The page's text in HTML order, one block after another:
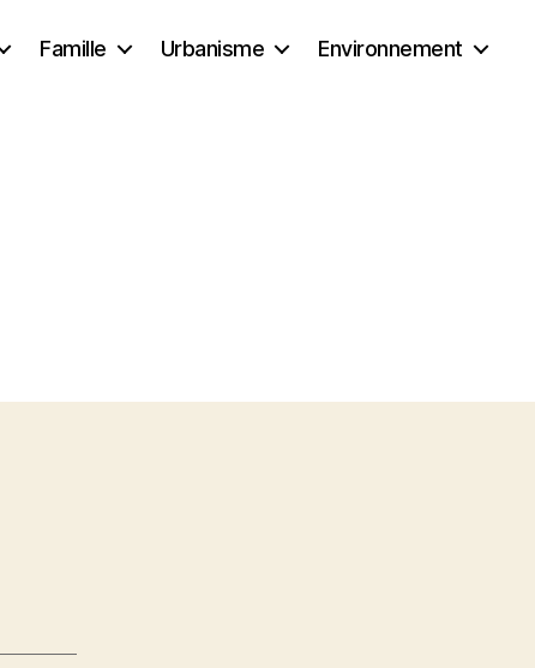
Famille Urbanisme Environnement